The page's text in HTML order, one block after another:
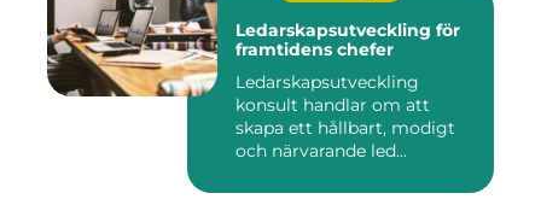
Ledarskapsutveckling för
framtidens chefer
Ledarskapsutveckling
konsult handlar om att
skapa ett hållbart, modigt
och närvarande led...